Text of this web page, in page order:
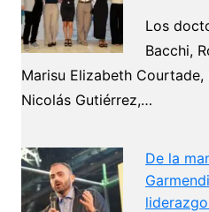
Los
Bacchi,
Marisu Elizabeth Courtade,
Nicolás Gutiérrez,…
De la